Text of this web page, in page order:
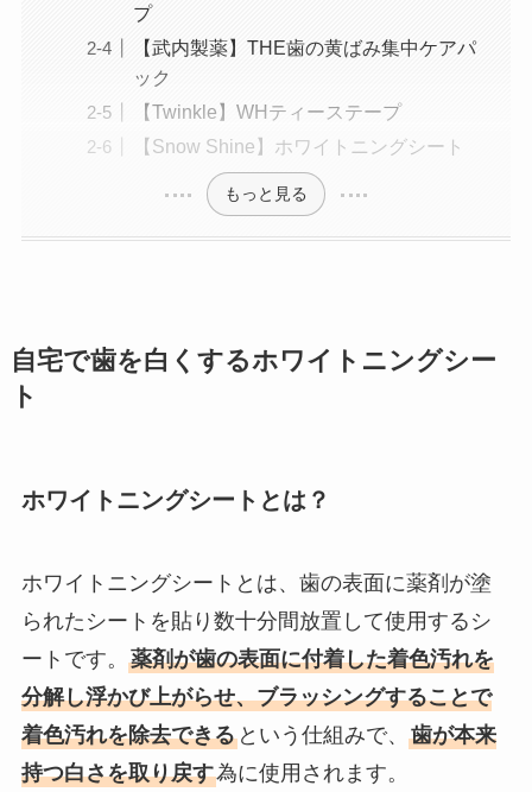
プ
【武内製薬】THE歯の黄ばみ集中ケアパ
ック
【Twinkle】WHティーステープ
【Snow Shine】ホワイトニングシート
もっと見る
自宅で歯を白くするホワイトニングシー
ト
ホワイトニングシートとは？
ホワイトニングシートとは、歯の表面に薬剤が塗
られたシートを貼り数十分間放置して使用するシ
ートです。 薬剤が歯の表面に付着した着色汚れを
分解し浮かび上がらせ、ブラッシングすることで
着色汚れを除去できるという仕組みで、 歯が本来
持つ白さを取り戻す為に使用されます。